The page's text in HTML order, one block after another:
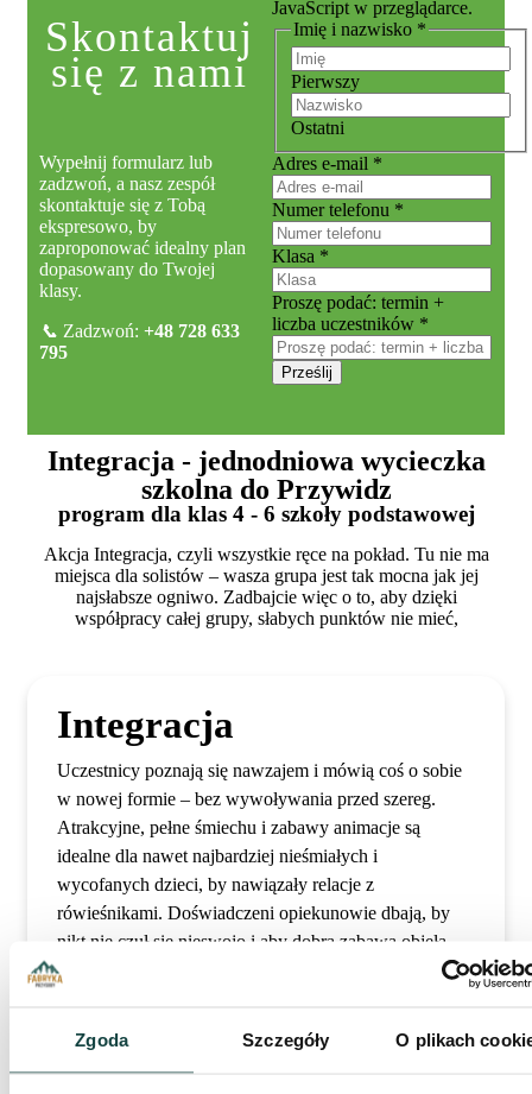
Zgoda Szczegóły O plikach
Skontaktuj
się z nami
Wypełnij formularz lub
zadzwoń, a nasz zespół
skontaktuje się z Tobą
ekspresowo, by
zaproponować idealny plan
dopasowany do Twojej
klasy.
📞 Zadzwoń: +48 728 633
795
JavaScript w przeglądarce.
Imię i nazwisko *
Pierwszy
Ostatni
Adres e-mail *
Numer telefonu *
Klasa *
Proszę
termin
Klasa
Proszę podać: termin +
liczba uczestników *
Prześlij
Integracja - jednodniowa wycieczka
szkolna do Przywidz
program dla klas 4 - 6 szkoły podstawowej
Akcja Integracja, czyli wszystkie ręce na pokład. Tu nie ma
miejsca dla solistów – wasza grupa jest tak mocna jak jej
najsłabsze ogniwo. Zadbajcie więc o to, aby dzięki
współpracy całej grupy, słabych punktów nie mieć,
Integracja
Uczestnicy poznają się nawzajem i mówią coś o sobie
w nowej formie – bez wywoływania przed szereg.
Atrakcyjne, pełne śmiechu i zabawy animacje są
idealne dla nawet najbardziej nieśmiałych i
wycofanych dzieci, by nawiązały relacje z
rówieśnikami. Doświadczeni opiekunowie dbają, by
nikt nie czuł się nieswojo i aby dobra zabawa objęła
każdego uczestnika.
Geocaching